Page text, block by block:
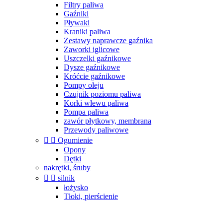
Filtry paliwa
Gaźniki
Pływaki
Kraniki paliwa
Zestawy naprawcze gaźnika
Zaworki iglicowe
Uszczelki gaźnikowe
Dysze gaźnikowe
Króćcie gaźnikowe
Pompy oleju
Czujnik poziomu paliwa
Korki wlewu paliwa
Pompa paliwa
zawór płytkowy, membrana
Przewody paliwowe
  Ogumienie
Opony
Dętki
nakrętki, śruby
  silnik
łożysko
Tłoki, pierścienie